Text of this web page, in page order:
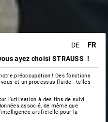
DE FR
ayez choisi STRAUSS !
préoccupation ! Des fonctions
et un processus fluide - telles
l’utilisation à des fins de suivi
associé, de même que
artificielle pour la